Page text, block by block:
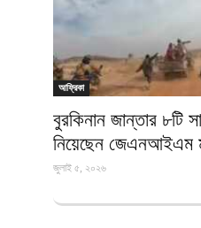
আফ্রিকা
বুরকিনান জান্তার ৮টি
নিয়েছেন জেএনআইএম
জুলাই ৫, ২০২৬